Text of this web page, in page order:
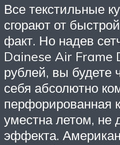
Все текстильные
сгорают от
факт. Но надев
Dainese Air Frame
рублей, вы будете
себя абсолютно
перфорированная
уместна летом, не
эффекта.